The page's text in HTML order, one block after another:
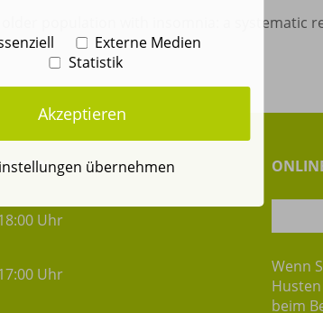
population with insomnia: a systematic
Uhr
Uhr
Wenn
beim
Externe Medien
Statistik
Akzeptieren
übernehmen